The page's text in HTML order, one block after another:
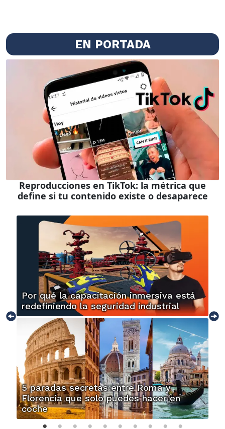
EN PORTADA
Reproducciones en TikTok: la métrica que
define si tu contenido existe o desaparece
Por qué la capacitación inmersiva está
redefiniendo la seguridad industrial
5 paradas secretas entre Roma y
Florencia que solo puedes hacer en
coche